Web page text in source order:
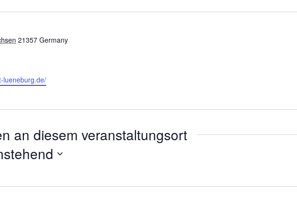
21357 Germany
lueneburg.de/
an diesem veranstaltungsort